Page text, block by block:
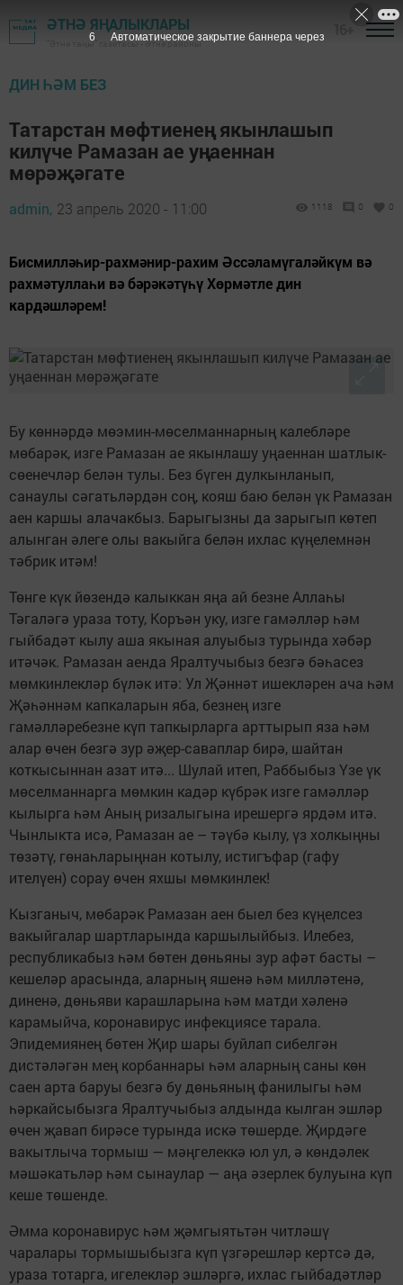
ӘТНӘ ЯҢАЛЫКЛАРЫ
"Әтнә таңы" газетасы - Әтнә районы
ДИН ҺӘМ БЕЗ
Татарстан мөфтиенең якынлашып
килүче Рамазан ае уңаеннан
мөрәҗәгате
admin, 23 апрель 2020 - 11:00 1118 0 0
Бисмилләһир-рахмәнир-рахим Әссәламүгаләйкүм вә
рахмәтуллаһи вә бәрәкәтүһү Хөрмәтле дин
кардәшләрем!
Бу көннәрдә мөэмин-мөселманнарның калебләре
мөбарәк, изге Рамазан ае якынлашу уңаеннан шатлык-
сөенечләр белән тулы. Без бүген дулкынланып,
санаулы сәгатьләрдән соң, кояш баю белән үк Рамазан
аен каршы алачакбыз. Барыгызны да зарыгып көтеп
алынган әлеге олы вакыйга белән ихлас күңелемнән
тәбрик итәм!
Төнге күк йөзендә калыккан яңа ай безне Аллаһы
Тәгаләгә ураза тоту, Коръән уку, изге гамәлләр һәм
гыйбадәт кылу аша якыная алуыбыз турында хәбәр
итәчәк. Рамазан аенда Яралтучыбыз безгә бәһасез
мөмкинлекләр бүләк итә: Ул Җәннәт ишекләрен ача һәм
Җәһәннәм капкаларын яба, безнең изге
гамәлләребезне күп тапкырларга арттырып яза һәм
алар өчен безгә зур әҗер-саваплар бирә, шайтан
коткысыннан азат итә... Шулай итеп, Раббыбыз Үзе үк
мөселманнарга мөмкин кадәр күбрәк изге гамәлләр
кылырга һәм Аның ризалыгына ирешергә ярдәм итә.
Чынлыкта исә, Рамазан ае – тәүбә кылу, үз холкыңны
төзәтү, гөнаһларыңнан котылу, истигъфар (гафу
ителүен) сорау өчен яхшы мөмкинлек!
Кызганыч, мөбарәк Рамазан аен быел без күңелсез
вакыйгалар шартларында каршылыйбыз. Илебез,
республикабыз һәм бөтен дөньяны зур афәт басты –
кешеләр арасында, аларның яшенә һәм милләтенә,
диненә, дөньяви карашларына һәм матди хәленә
карамыйча, коронавирус инфекциясе тарала.
Эпидемиянең бөтен Җир шары буйлап сибелгән
дистәләгән мең корбаннары һәм аларның саны көн
саен арта баруы безгә бу дөньяның фанилыгы һәм
һәркайсыбызга Яралтучыбыз алдында кылган эшләр
өчен җавап бирәсе турында искә төшерде. Җирдәге
вакытлыча тормыш — мәңгелеккә юл ул, ә көндәлек
мәшәкатьләр һәм сынаулар — аңа әзерлек булуына күп
кеше төшенде.
Әмма коронавирус һәм җәмгыятьтән читләшү
чаралары тормышыбызга күп үзгәрешләр кертсә дә,
ураза тотарга, игелекләр эшләргә, ихлас гыйбадәтләр
5 Автоматическое закрытие баннера через